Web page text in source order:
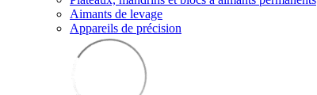
Aimants de levage
Appareils de précision